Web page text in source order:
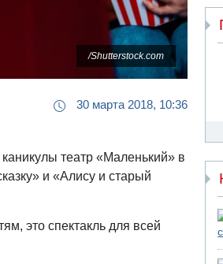
/Shutterstock.com
30 марта 2018, 10:36
театр «Маленький» в
и «Алису и старый
это спектакль для всей